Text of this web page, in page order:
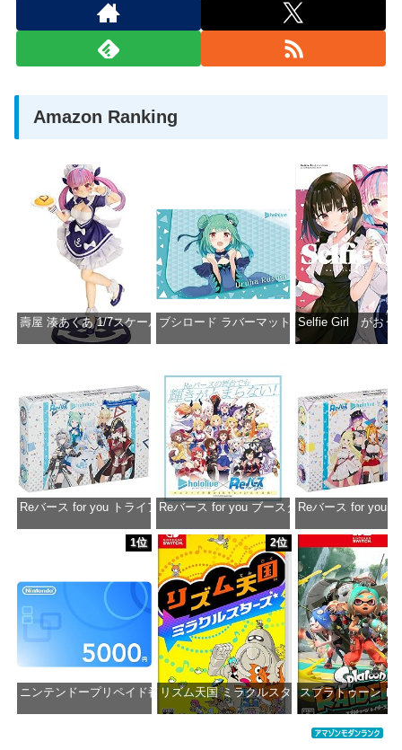
Amazon Ranking
壽屋 湊あくあ 1/7スケール PVC製 塗装済み完成品フィギュア PP942
ブシロード ラバーマットコレクション
Selfie Girl がおう
Reバース for you トライアルデッキ ホロライブプロダクション ver.ホロ
価格：¥1,650
Reバース for you ブースターパック ホロライ
価格：¥2,980
Reバース for you
価格：
1位
ニンテンドープリペイド番号 5000円|オンラインコード版
2位
リズム天国 ミラクルスターズ -Switch
スプラトゥーン レ